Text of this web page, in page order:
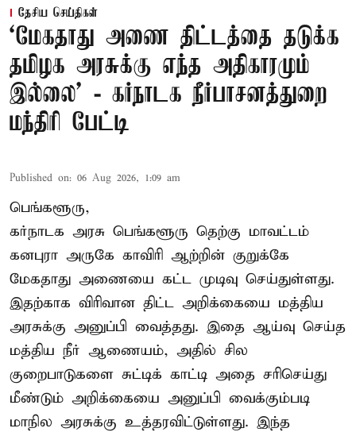
தேசிய செய்திகள்
‘மேகதாது அணை திட்டத்தை தடுக்க
தமிழக அரசுக்கு எந்த அதிகாரமும்
இல்லை’ - கர்நாடக நீர்பாசனத்துறை
மந்திரி பேட்டி
Published on: 06 Aug 2026, 1:09 am
பெங்களூரு,
கர்நாடக அரசு பெங்களூரு தெற்கு மாவட்டம்
கனபுரா அருகே காவிரி ஆற்றின் குறுக்கே
மேகதாது அணையை கட்ட முடிவு செய்துள்ளது.
இதற்காக விரிவான திட்ட அறிக்கையை மத்திய
அரசுக்கு அனுப்பி வைத்தது. இதை ஆய்வு செய்த
மத்திய நீர் ஆணையம், அதில் சில
குறைபாடுகளை சுட்டிக் காட்டி அதை சரிசெய்து
மீண்டும் அறிக்கையை அனுப்பி வைக்கும்படி
மாநில அரசுக்கு உத்தரவிட்டுள்ளது. இந்த